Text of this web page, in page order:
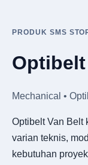
PRODUK SMS
Mechanical •
Optibelt Van Belt
varian teknis,
kebutuhan